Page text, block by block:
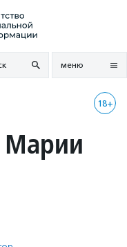
меню
18+
Марии